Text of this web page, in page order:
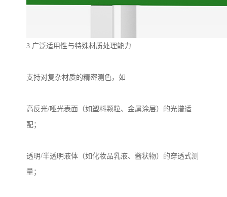
3. 广泛适用性与特殊材质处理能力
支持对复杂材质的精密测色，如
高反光/哑光表面（如塑料颗粒、金属涂层）的光谱适
配；
透明/半透明液体（如化妆品乳液、酱状物）的穿透式测
量；